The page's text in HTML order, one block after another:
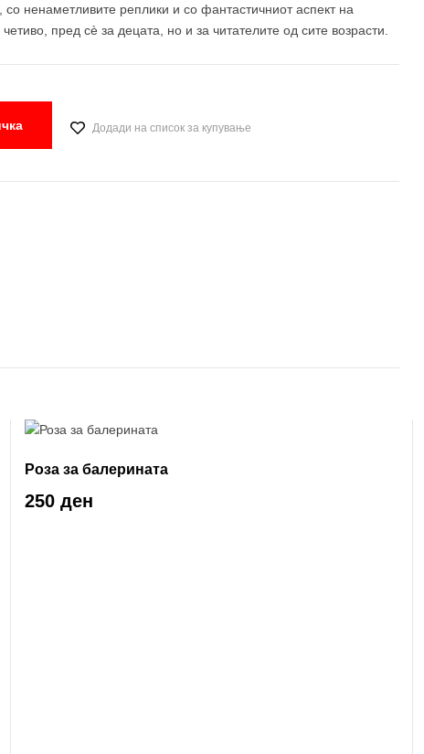
со ненаметливите реплики и со фантастичниот аспект на
пред сè за децата, но и за читателите од сите возрасти.
Додади на список за купување
Роза за балерината
250 ден